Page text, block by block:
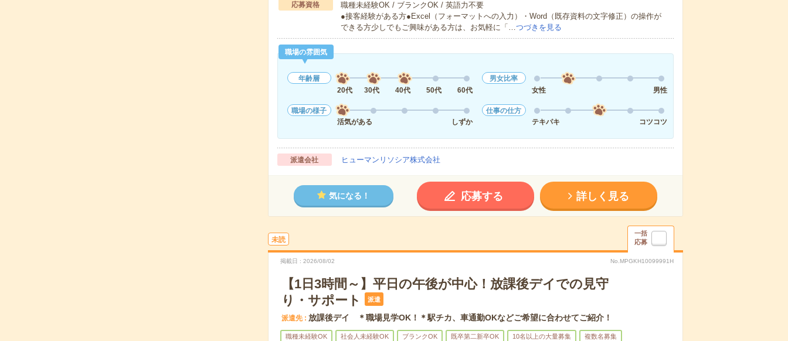
応募資格
職種未経験OK / ブランクOK / 英語力不要
●接客経験がある方●Excel（フォーマットへの入力）・Word（既存資料の文字修正）の操作が
できる方少しでもご興味がある方は、お気軽に「…つづきを見る
職場の雰囲気
年齢層
20代
30代 40代 50代 60代
男女比率
女性
男性
職場の様子
活気がある
しずか
仕事の仕方
テキパキ
コツコツ
派遣会社 ヒューマンリソシア株式会社
気になる！ 応募する 詳しく見る
未読
一括
応募
掲載日 2026/08/02 No.MPGKH10099991H
【1日3時間～】平日の午後が中心！放課後デイでの見守
り・サポート
派遣
派遣先 放課後デイ ＊職場見学OK！＊駅チカ、車通勤OKなどご希望に合わせてご紹介！
職種未経験OK 社会人未経験OK ブランクOK 既卒第二新卒OK 10名以上の大量募集 複数名募集